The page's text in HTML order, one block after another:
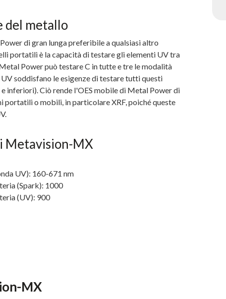
del metallo
di gran lunga preferibile a qualsiasi altro
portatili è la capacità di testare gli elementi UV tra
Metal Power può testare C in tutte e tre le modalità
soddisfano le esigenze di testare tutti questi
inferiori). Ciò rende l'OES mobile di Metal Power di
portatili o mobili, in particolare XRF, poiché queste
Metavision-MX
UV): 160-671 nm
(Spark): 1000
(UV): 900
MX